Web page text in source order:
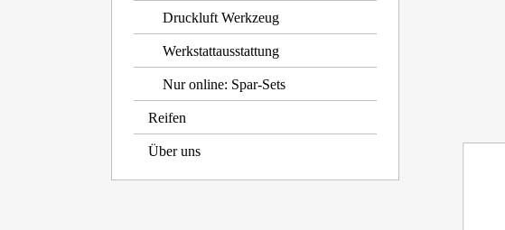
Druckluft Werkzeug
Werkstattausstattung
Nur online: Spar-Sets
Reifen
Über uns